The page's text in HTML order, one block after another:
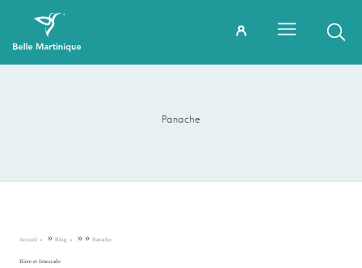
Panache
Accueil » Blog » » Panache
Biere et limonade